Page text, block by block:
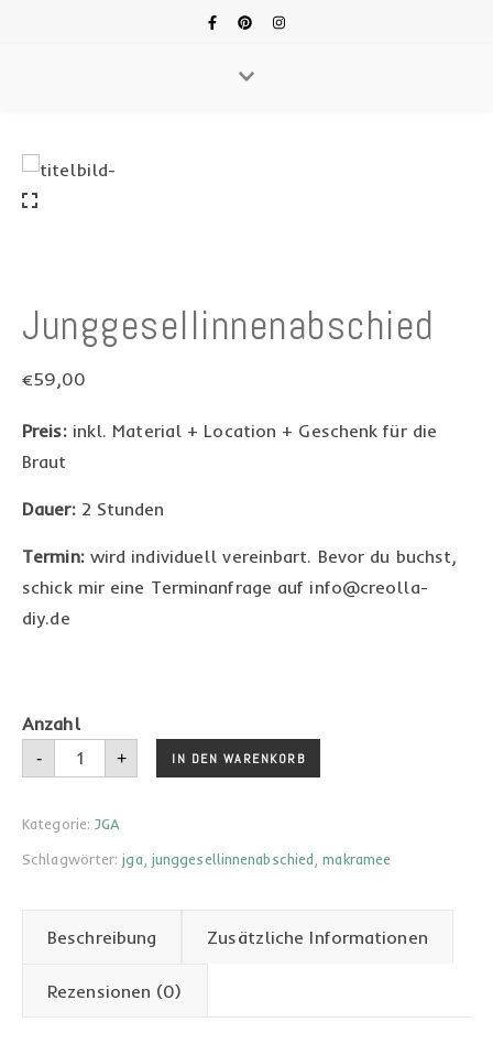
Junggesellinnenabschied
€59,00
Preis: inkl. Material + Location + Geschenk für die
Braut
Dauer:2 Stunden
Termin:wird individuell vereinbart. Bevor du buchst,
schick mir eine Terminanfrage auf info@creolla-
diy.de
- Junggesellinnenabschied Menge
+ IN DEN WARENKORB
Kategorie:JGA
Schlagwörter:jga junggesellinnenabschied ,makramee
Beschreibung Zusätzliche Informationen
Rezensionen (0)